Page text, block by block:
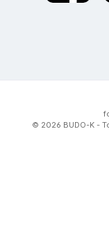
© 2026 BUDO-K -